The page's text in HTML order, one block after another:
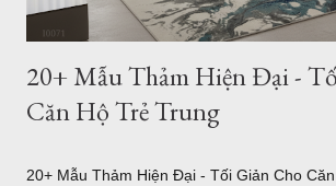
20+ Mẫu Thảm Hiện Đại -
Căn Hộ Trẻ Trung
20+ Mẫu Thảm Hiện Đại - Tối Giản Cho